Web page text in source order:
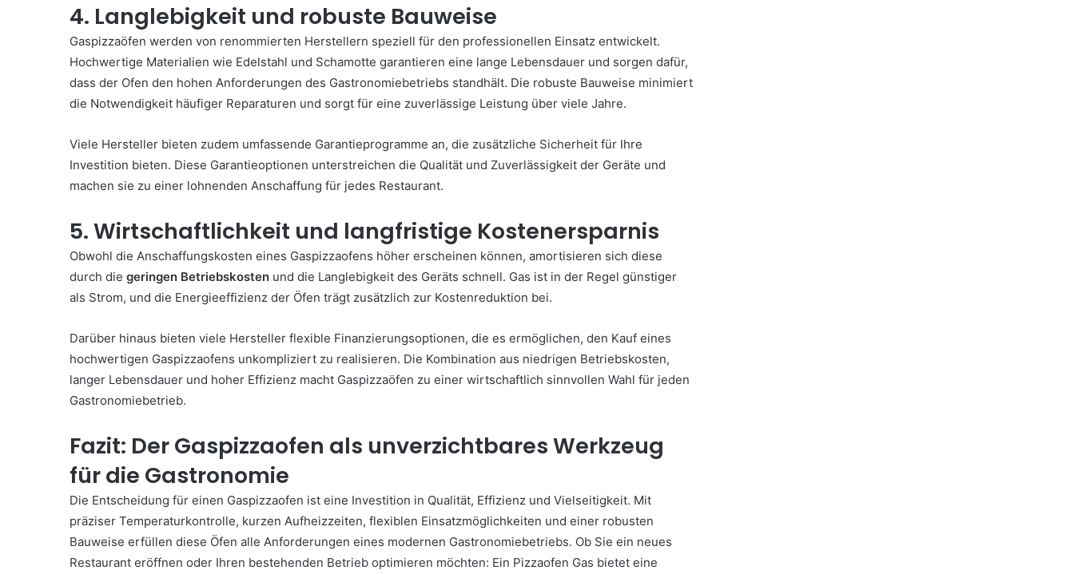
4. Langlebigkeit und robuste Bauweise
Gaspizzaöfen werden von renommierten Herstellern speziell für den professionellen Einsatz entwickelt.
Hochwertige Materialien wie Edelstahl und Schamotte garantieren eine lange Lebensdauer und sorgen dafür,
dass der Ofen den hohen Anforderungen des Gastronomiebetriebs standhält. Die robuste Bauweise minimiert
die Notwendigkeit häufiger Reparaturen und sorgt für eine zuverlässige Leistung über viele Jahre.
Viele Hersteller bieten zudem umfassende Garantieprogramme an, die zusätzliche Sicherheit für Ihre
Investition bieten. Diese Garantieoptionen unterstreichen die Qualität und Zuverlässigkeit der Geräte und
machen sie zu einer lohnenden Anschaffung für jedes Restaurant.
5. Wirtschaftlichkeit und langfristige Kostenersparnis
Obwohl die Anschaffungskosten eines Gaspizzaofens höher erscheinen können, amortisieren sich diese
durch die geringen Betriebskosten und die Langlebigkeit des Geräts schnell. Gas ist in der Regel günstiger
als Strom, und die Energieeffizienz der Öfen trägt zusätzlich zur Kostenreduktion bei.
Darüber hinaus bieten viele Hersteller flexible Finanzierungsoptionen, die es ermöglichen, den Kauf eines
hochwertigen Gaspizzaofens unkompliziert zu realisieren. Die Kombination aus niedrigen Betriebskosten,
langer Lebensdauer und hoher Effizienz macht Gaspizzaöfen zu einer wirtschaftlich sinnvollen Wahl für jeden
Gastronomiebetrieb.
Fazit: Der Gaspizzaofen als unverzichtbares Werkzeug
für die Gastronomie
Die Entscheidung für einen Gaspizzaofen ist eine Investition in Qualität, Effizienz und Vielseitigkeit. Mit
präziser Temperaturkontrolle, kurzen Aufheizzeiten, flexiblen Einsatzmöglichkeiten und einer robusten
Bauweise erfüllen diese Öfen alle Anforderungen eines modernen Gastronomiebetriebs. Ob Sie ein neues
Restaurant eröffnen oder Ihren bestehenden Betrieb optimieren möchten: Ein Pizzaofen Gas bietet eine